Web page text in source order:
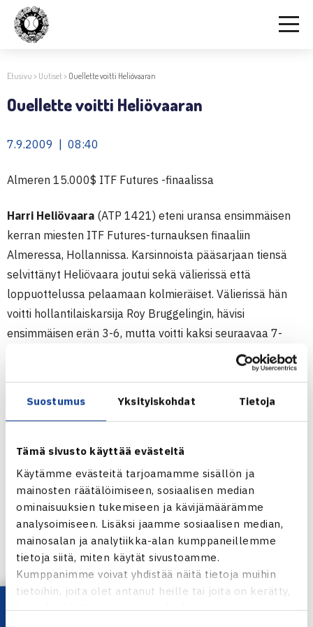
Suostumus Yksityiskohdat Tietoja
Tämä sivusto käyttää evästeitä
Käytämme evästeitä tarjoamamme sisällön ja
mainosten räätälöimiseen, sosiaalisen median
ominaisuuksien tukemiseen ja kävijämäärämme
analysoimiseen. Lisäksi jaamme sosiaalisen median,
mainosalan ja analytiikka-alan kumppaneillemme
tietoja siitä, miten käytät sivustoamme.
Kumppanimme voivat yhdistää näitä tietoja muihin
tietoihin, joita olet antanut heille tai joita on kerätty,
kun olet käyttänyt heidän palvelujaan.
Etusivu > Uutiset> Ouellette voitti Heliövaaran
Ouellette voitti Heliövaaran
7.9.2009 | 08:40
Almeren 15.000$ ITF Futures -finaalissa
Harri Heliövaara (ATP 1421) eteni uransa ensimmäisen
kerran miesten ITF Futures-turnauksen finaaliin
Almeressa, Hollannissa. Karsinnoista pääsarjaan tiensä
selvittänyt Heliövaara joutui sekä välierissä että
loppuottelussa pelaamaan kolmieräiset. Välierissä hän
voitti hollantilaiskarsija Roy Bruggelingin, hävisi
ensimmäisen erän 3-6, mutta voitti kaksi seuraavaa 7-
6(59, 7-5. Tämän 15.000$ ITF Futures -turnauksen
loppuottelussa sijoittamaton USA:n Gregory Ouellette
31.8 – 6.9. Almere, Hollanti
Kaksinpeli
Välieriä: Harri Heliövaara (karsija) – Roy Bruggeling
Hollanti (karsija) 36 76(5) 75
Loppuottelu: Gregory Ouellette USA – Heliövaara 62 36
64
Miesten ITF Futures-turnaus
Jaa: